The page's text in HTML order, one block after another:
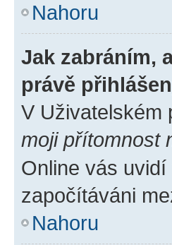
Nahoru
Jak zabráním,
právě
V Uživatelském
moji přítomnost
Online vás
započítáváni
Nahoru